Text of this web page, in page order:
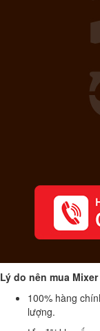
Lý do nên mua Mixer
100% hàng
lượng.